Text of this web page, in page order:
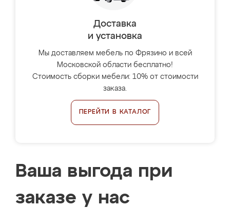
Доставка
и установка
Мы доставляем мебель по Фрязино и всей
Московской области бесплатно!
Стоимость сборки мебели: 10% от стоимости
заказа.
ПЕРЕЙТИ В КАТАЛОГ
Ваша выгода при
заказе у нас